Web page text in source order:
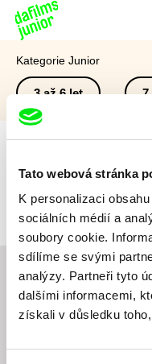
Tato webová stránka
K personalizaci
sociálních médií a
soubory cookie.
sdílíme se svými
analýzy. Partneři tyto
dalšími informacemi,
získali v důsledku
Domů
Kategorie Junior
3 až 6 let 7
Pro vybraná kritéria
Chcete být